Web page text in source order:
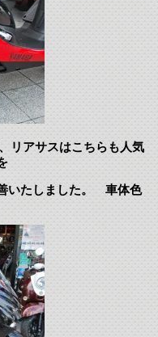
リアサスはこちらも人気
いたしました。 車体色